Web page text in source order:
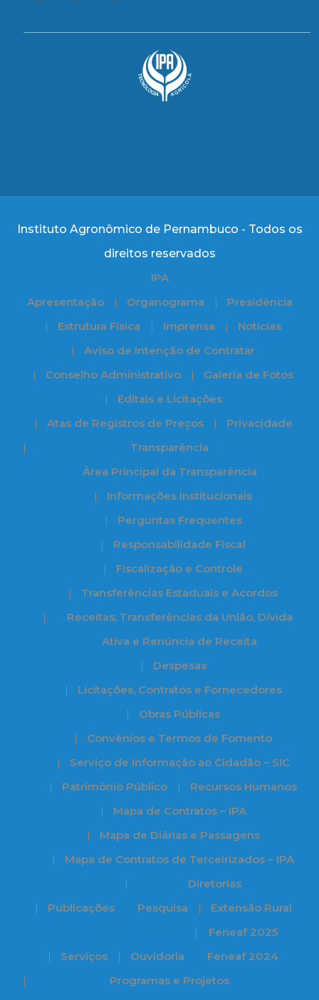
Instituto Agronômico de Pernambuco - Todos os
direitos reservados
IPA
Apresentação
Organograma
Presidência
Estrutura Física
Imprensa
Notícias
Aviso de Intenção de Contratar
Conselho Administrativo
Galeria de Fotos
Editais e Licitações
Atas de Registros de Preços
Privacidade
Transparência
Àrea Principal da Transparência
Informações Institucionais
Perguntas Frequentes
Responsabilidade Fiscal
Fiscalização e Controle
Transferências Estaduais e Acordos
Receitas, Transferências da União, Dívida
Ativa e Renúncia de Receita
Despesas
Licitações, Contratos e Fornecedores
Obras Públicas
Convênios e Termos de Fomento
Serviço de Informação ao Cidadão – SIC
Patrimônio Público
Recursos Humanos
Mapa de Contratos – IPA
Mapa de Diárias e Passagens
Mapa de Contratos de Terceirizados – IPA
Publicações
Diretorias
Pesquisa
Extensão Rural
Serviços Ouvidoria
Feneaf 2025
Feneaf 2024
Programas e Projetos